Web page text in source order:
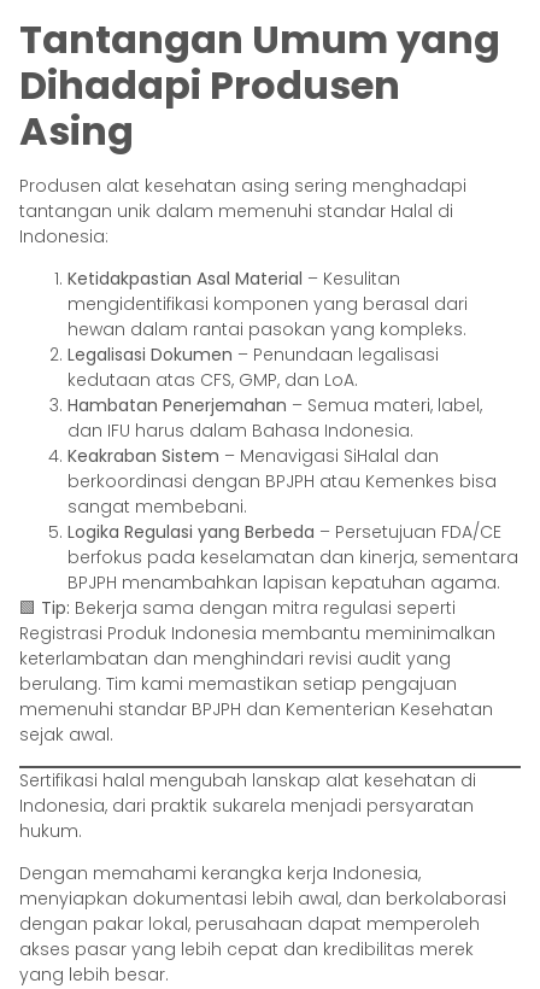
Tantangan Umum yang
Dihadapi Produsen
Asing
Produsen alat kesehatan asing sering menghadapi
tantangan unik dalam memenuhi standar Halal di
Indonesia:
Ketidakpastian Asal Material – Kesulitan
mengidentifikasi komponen yang berasal dari
hewan dalam rantai pasokan yang kompleks.
Legalisasi Dokumen – Penundaan legalisasi
kedutaan atas CFS, GMP, dan LoA.
Hambatan Penerjemahan – Semua materi, label,
dan IFU harus dalam Bahasa Indonesia.
Keakraban Sistem – Menavigasi SiHalal dan
berkoordinasi dengan BPJPH atau Kemenkes bisa
sangat membebani.
Logika Regulasi yang Berbeda – Persetujuan FDA/CE
berfokus pada keselamatan dan kinerja, sementara
BPJPH menambahkan lapisan kepatuhan agama.
🟩 Tip: Bekerja sama dengan mitra regulasi seperti
Registrasi Produk Indonesia membantu meminimalkan
keterlambatan dan menghindari revisi audit yang
berulang. Tim kami memastikan setiap pengajuan
memenuhi standar BPJPH dan Kementerian Kesehatan
sejak awal.
Sertifikasi halal mengubah lanskap alat kesehatan di
Indonesia, dari praktik sukarela menjadi persyaratan
hukum.
Dengan memahami kerangka kerja Indonesia,
menyiapkan dokumentasi lebih awal, dan berkolaborasi
dengan pakar lokal, perusahaan dapat memperoleh
akses pasar yang lebih cepat dan kredibilitas merek
yang lebih besar.